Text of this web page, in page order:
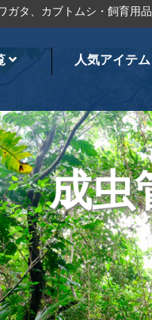
カブトムシ・飼育用品のこ
人気アイテ
成虫